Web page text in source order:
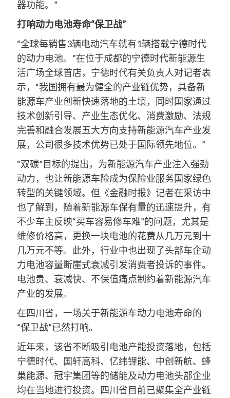
器功能。”
打响动力电池寿命“保卫战”
“全球每销售3辆电动汽车就有1辆搭载宁德时代
的动力电池。”在位于成都的宁德时代新能源生
活广场全球首店，宁德时代有关负责人对记者表
示，“我国拥有最为健全的产业链优势，具备新
能源车产业创新快速落地的土壤，同时国家通过
技术创新引导、产业生态优化、消费激励、法规
完善和融合发展五大方向支持新能源汽车产业发
展，公司很多技术优势已处于国际领先地位。”
“双碳”目标的提出，为新能源汽车产业注入强劲
动力，也让新能源车险成为保险业服务国家绿色
转型的关键领域。但《金融时报》记者在采访中
也了解到，随着新能源车保有量的迅速提升，有
不少车主反映“买车容易修车难”的问题，尤其是
维修价格高，更换一块电池的花费从几万元到十
几万元不等。此外，行业中也出现了头部车企动
力电池容量断崖式衰减引发消费者投诉的事件。
电池贵、衰减快、不保值痛点制约着新能源汽车
产业的发展。
在四川省，一场关于新能源车动力电池寿命的
“保卫战”已然打响。
近年来，该省不断吸引电池产能投资落地，包括
宁德时代、国轩高科、亿纬锂能、中创新航、蜂
巢能源、冠宇集团等的储能及动力电池头部企业
均在当地进行投资。四川省目前已聚集全产业链